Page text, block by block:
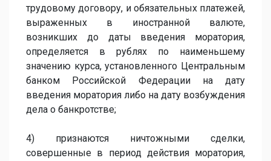
трудовому договору, и обязательных платежей,
выраженных в иностранной валюте,
возникших до даты введения моратория,
определяется в рублях по наименьшему
значению курса, установленного Центральным
банком Российской Федерации на дату
введения моратория либо на дату возбуждения
дела о банкротстве;
4) признаются ничтожными сделки,
совершенные в период действия моратория,